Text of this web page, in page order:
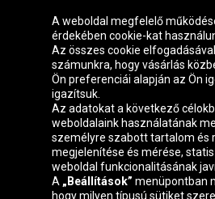
Oponeo csoport
Belgique
Česká
republika
A weboldal megfelelő
érdekében cookie-kat
Az összes cookie
számunkra, hogy vásárlás
Ön preferenciái alapján az Ön
igazítsuk.
Az adatokat a következő
weboldalaink használatának
személyre szabott tartalom és
megjelenítése és mérése,
weboldal funkcionalitásának
A „Beállítások” menüpontban
hogy milyen típusú sütiket